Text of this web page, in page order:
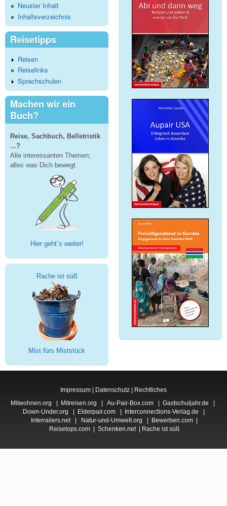
Neuster Inhalt
Inhaltsverzeichnis
Reisetipps
Reisen
Reiselinks
Sprachschulen
Machen wir ein
Buch?
Reise, Sachbuch, Belletristik
...?
Alle interessanten Themen;
alles was Dich bewegt.
Hier geht´s weiter!
Rache ist süß
Mist fürs Miststück
Impressum | Datenschutz | Rechtliches
Mitwohnen.org
Mitreisen.org Au-Pair-Box.com Gastschuljahr.de
Down-Under.org
Elderpair.com| Interconnections-Verlag.de
Interrailers.net| Natur-und-Umwelt.org Bewerben.com
Reisetops.com
Schenken.net| Rache ist süß